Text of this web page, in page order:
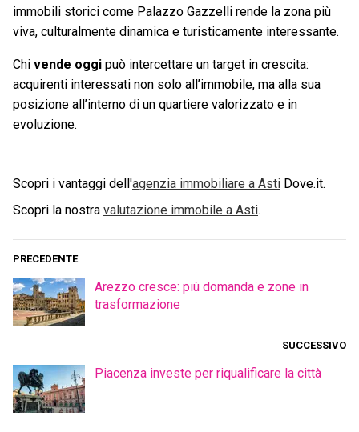
immobili storici come Palazzo Gazzelli rende la zona più
viva, culturalmente dinamica e turisticamente interessante.
Chi vende oggi può intercettare un target in crescita:
acquirenti interessati non solo all’immobile, ma alla sua
posizione all’interno di un quartiere valorizzato e in
evoluzione.
Scopri i vantaggi dell'agenzia immobiliare a Asti Dove.it.
Scopri la nostra valutazione immobile a Asti.
PRECEDENTE
Arezzo cresce: più domanda e zone in
trasformazione
SUCCESSIVO
Piacenza investe per riqualificare la città